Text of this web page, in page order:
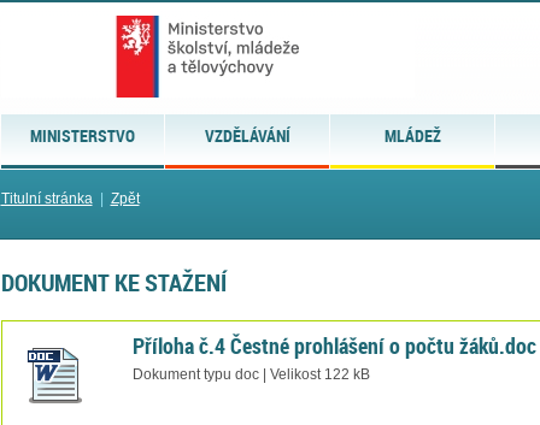
MINISTERSTVO VZDĚLÁVÁNÍ MLÁDEŽ
Titulní stránka| Zpět
DOKUMENT KE STAŽENÍ
Příloha č.4 Čestné prohlášení o počtu žáků.doc
Dokument typu doc | Velikost 122 kB